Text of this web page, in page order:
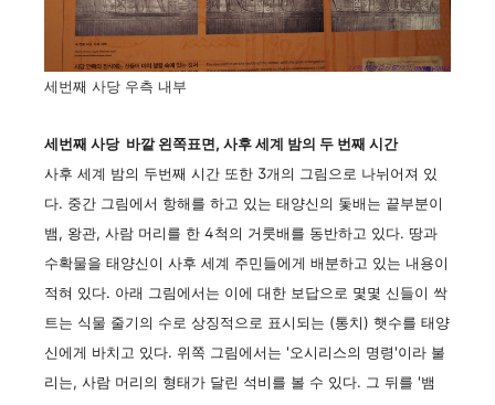
세번째 사당 우측 내부
세번째 사당 바깥 왼쪽표면, 사후 세계 밤의 두 번째 시간
사후 세계 밤의 두번째 시간 또한 3개의 그림으로 나뉘어져 있
다. 중간 그림에서 항해를 하고 있는 태양신의 돛배는 끝부분이
뱀, 왕관, 사람 머리를 한 4척의 거룻배를 동반하고 있다. 땅과
수확물을 태양신이 사후 세계 주민들에게 배분하고 있는 내용이
적혀 있다. 아래 그림에서는 이에 대한 보답으로 몇몇 신들이 싹
트는 식물 줄기의 수로 상징적으로 표시되는 (통치) 햇수를 태양
신에게 바치고 있다. 위쪽 그림에서는 '오시리스의 명령'이라 불
리는, 사람 머리의 형태가 달린 석비를 볼 수 있다. 그 뒤를 '뱀